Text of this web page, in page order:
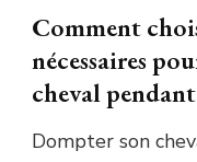
Comment
nécessaires
cheval
Dompter son